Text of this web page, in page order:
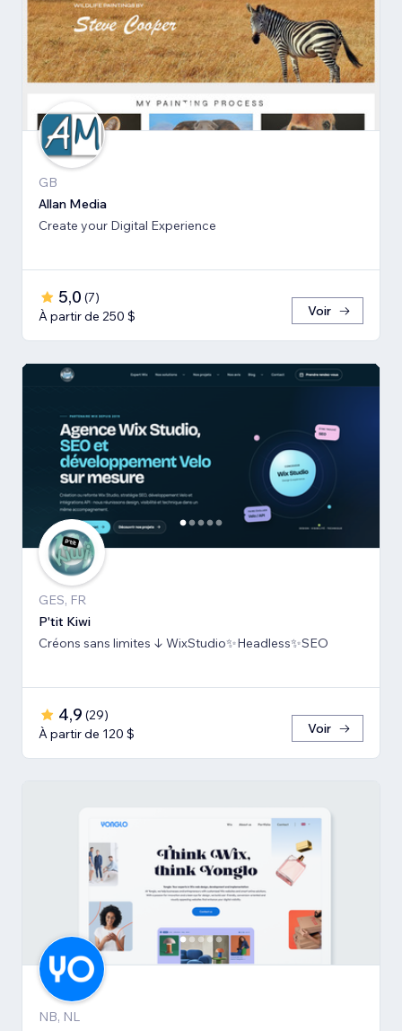
GB
Allan Media
Create your Digital Experience
5,0 (7)
À partir de 250 $
Voir
GES, FR
P'tit Kiwi
Créons sans limites ↓ WixStudio✨Headless✨SEO
4,9 (29)
À partir de 120 $
Voir
NB, NL